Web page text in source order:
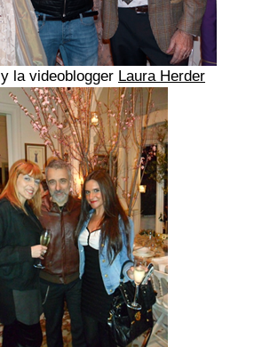
la videoblogger Laura Herder